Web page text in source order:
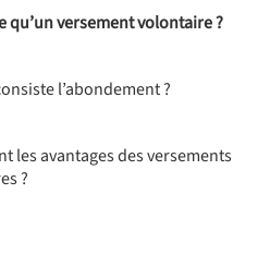
qu’un versement volontaire ?
l’abondement ?
les avantages des versements
?